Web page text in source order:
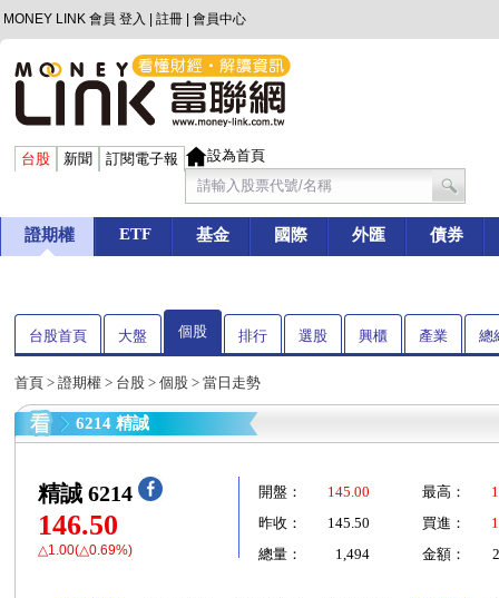
MONEY LINK 會員 登入 註冊 會員中心
台股 新聞 訂閱電子報 設為首頁
證期權 ETF 基金 國際 外匯 債券
台股首頁 大盤 個股 排行 選股 興櫃 產業 總
首頁 > 證期權 > 台股 > 個股 > 當日走勢
6214 精誠
精誠 6214
146.50
△1.00(△0.69%)
開盤： 145.00 最高：
昨收：
145.50 買進：
總量：
1,494 金額：